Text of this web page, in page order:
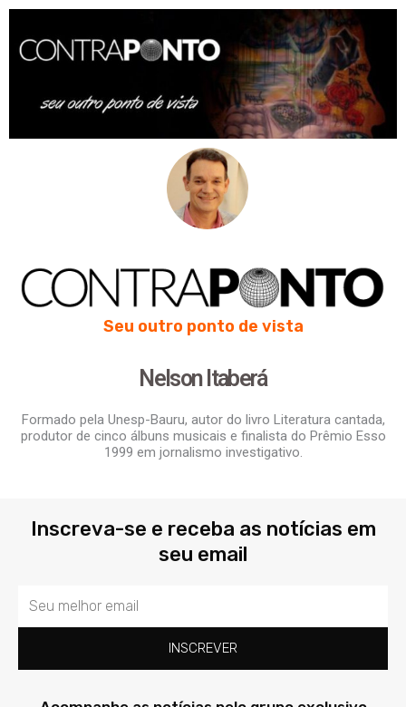
Seu outro ponto de vista
Nelson Itaberá
Formado pela Unesp-Bauru, autor do livro Literatura cantada,
produtor de cinco álbuns musicais e finalista do Prêmio Esso
1999 em jornalismo investigativo.
Inscreva-se e receba as notícias em
seu email
Email
INSCREVER